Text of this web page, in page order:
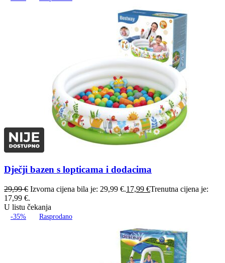
Dječji bazen s lopticama i dodacima
29,99€ Izvorna cijena bila je: 29,99 €.17,99 €Trenutna cijena je:
17,99 €.
U listu čekanja
-35% Rasprodano